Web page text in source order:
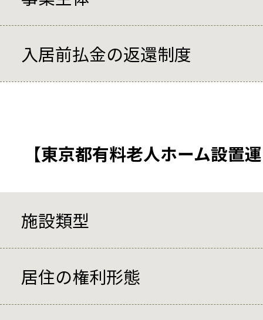
入居前払金の返還制度
【東京都有料老人ホーム設置
施設類型
居住の権利形態